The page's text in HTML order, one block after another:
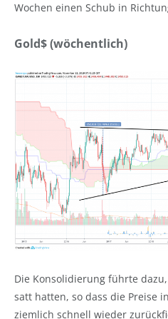
Wochen einen Schub in
Gold$ (wöchentlich)
Die Konsolidierung führte
satt hatten, so dass die Preise
ziemlich schnell wieder